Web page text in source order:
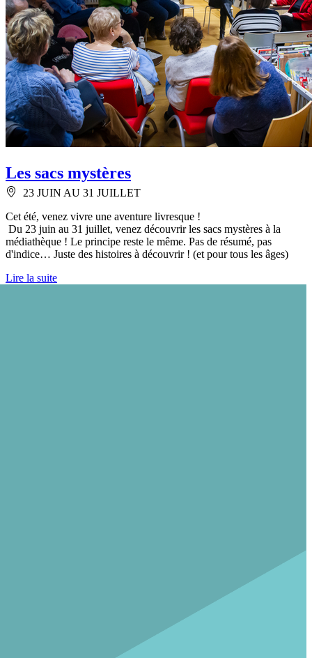
Les sacs mystères
23 JUIN AU 31 JUILLET
Cet été, venez vivre une aventure livresque !
Du 23 juin au 31 juillet, venez découvrir les sacs mystères à la
médiathèque ! Le principe reste le même. Pas de résumé, pas
d'indice… Juste des histoires à découvrir ! (et pour tous les âges)
Lire la suite